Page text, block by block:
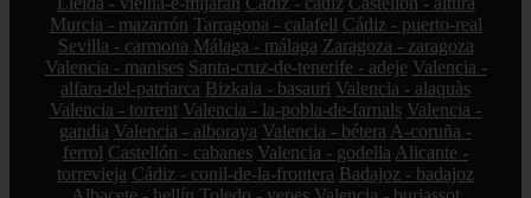
Murcia - mazarrón Tarragona - calafell Cádiz - puerto-real
Sevilla - carmona Málaga - málaga Zaragoza - zaragoza
Valencia - manises Santa-cruz-de-tenerife - adeje Valencia -
alfara-del-patriarca Bizkaia - basauri Valencia - alaquàs
Valencia - torrent Valencia - la-pobla-de-farnals Valencia -
gandia Valencia - alboraya Valencia - bétera A-coruña -
ferrol Castellón - cabanes Valencia - godella Alicante -
torrevieja Cádiz - conil-de-la-frontera Badajoz - badajoz